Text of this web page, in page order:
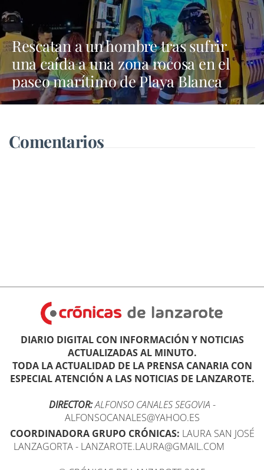
Rescatan a un hombre tras sufrir
una caída a una zona rocosa en el
paseo marítimo de Playa Blanca
Comentarios
DIARIO DIGITAL CON INFORMACIÓN Y NOTICIAS
ACTUALIZADAS AL MINUTO.
TODA LA ACTUALIDAD DE LA PRENSA CANARIA CON
ESPECIAL ATENCIÓN A LAS NOTICIAS DE LANZAROTE.
DIRECTOR:ALFONSO CANALES SEGOVIA -
ALFONSOCANALES@YAHOO.ES
COORDINADORA GRUPO CRÓNICAS: LAURA SAN JOSÉ
LANZAGORTA - LANZAROTE.LAURA@GMAIL.COM